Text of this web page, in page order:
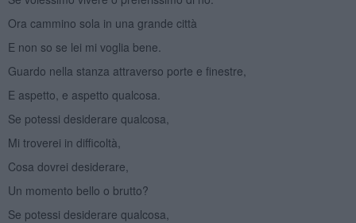
Ora cammino sola in una grande città
E non so se lei mi voglia bene.
Guardo nella stanza attraverso porte e finestre,
E aspetto, e aspetto qualcosa.
Se potessi desiderare qualcosa,
Mi troverei in difficoltà,
Cosa dovrei desiderare,
Un momento bello o brutto?
Se potessi desiderare qualcosa,